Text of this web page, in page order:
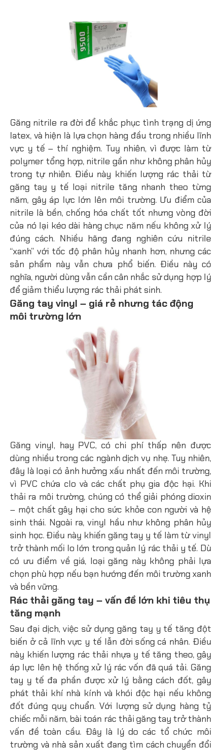
Găng nitrile ra đời để khắc phục tình trạng dị ứng
latex, và hiện là lựa chọn hàng đầu trong nhiều lĩnh
vực y tế – thí nghiệm. Tuy nhiên, vì được làm từ
polymer tổng hợp, nitrile gần như không phân hủy
trong tự nhiên. Điều này khiến lượng rác thải từ
găng tay y tế loại nitrile tăng nhanh theo từng
năm, gây áp lực lớn lên môi trường. Ưu điểm của
nitrile là bền, chống hóa chất tốt nhưng vòng đời
của nó lại kéo dài hàng chục năm nếu không xử lý
đúng cách. Nhiều hãng đang nghiên cứu nitrile
“xanh” với tốc độ phân hủy nhanh hơn, nhưng các
sản phẩm này vẫn chưa phổ biến. Điều này có
nghĩa, người dùng vẫn cần cân nhắc sử dụng hợp lý
để giảm thiểu lượng rác thải phát sinh.
Găng tay vinyl – giá rẻ nhưng tác động
môi trường lớn
Găng vinyl, hay PVC, có chi phí thấp nên được
dùng nhiều trong các ngành dịch vụ nhẹ. Tuy nhiên,
đây là loại có ảnh hưởng xấu nhất đến môi trường,
vì PVC chứa clo và các chất phụ gia độc hại. Khi
thải ra môi trường, chúng có thể giải phóng dioxin
– một chất gây hại cho sức khỏe con người và hệ
sinh thái. Ngoài ra, vinyl hầu như không phân hủy
sinh học. Điều này khiến găng tay y tế làm từ vinyl
trở thành mối lo lớn trong quản lý rác thải y tế. Dù
có ưu điểm về giá, loại găng này không phải lựa
chọn phù hợp nếu bạn hướng đến môi trường xanh
và bền vững.
Rác thải găng tay – vấn đề lớn khi tiêu thụ
tăng mạnh
Sau đại dịch, việc sử dụng găng tay y tế tăng đột
biến ở cả lĩnh vực y tế lẫn đời sống cá nhân. Điều
này khiến lượng rác thải nhựa y tế tăng theo, gây
áp lực lên hệ thống xử lý rác vốn đã quá tải. Găng
tay y tế đa phần được xử lý bằng cách đốt, gây
phát thải khí nhà kính và khói độc hại nếu không
đốt đúng quy chuẩn. Với lượng sử dụng hàng tỷ
chiếc mỗi năm, bài toán rác thải găng tay trở thành
vấn đề toàn cầu. Đây là lý do các tổ chức môi
trường và nhà sản xuất đang tìm cách chuyển đổi